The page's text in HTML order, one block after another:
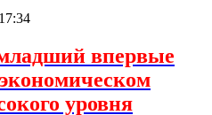
впервые
уровня